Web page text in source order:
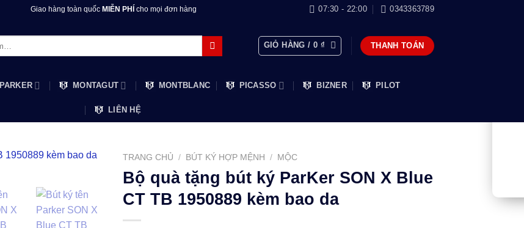
Giao hàng toàn quốc MIỄN PHÍ cho mọi đơn hàng 07:30 - 22:00 0343363789
GIỎ HÀNG / 0 ₫ THANH TOÁN
PARKER MONTAGUT MONTBLANC PICASSO BIZNER PILOT
LIÊN HỆ
TRANG CHỦ / BÚT KÝ HỢP MỆNH / MỘC
Bộ quà tặng bút ký ParKer SON X Blue
CT TB 1950889 kèm bao da